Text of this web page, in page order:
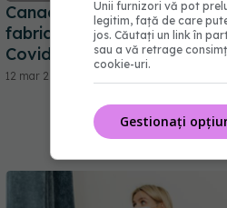
Canada anulează acordul
fabricarea vaccinurilor
Covid-19
12 mar 2025, 09:37
Unii furnizori vă pot
legitim, față de care
jos. Căutați un link în
sau a vă retrage
cookie-uri.
Gestionați